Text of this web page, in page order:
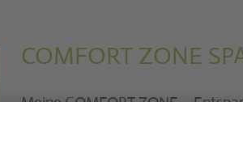
COMFORT ZONE
Meine COMFORT ZONE –
Begrüßung mit einem Gläschen Prosecco |